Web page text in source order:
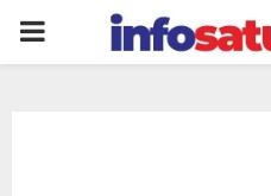
PRIMARY